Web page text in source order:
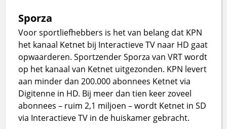
Sporza
Voor sportliefhebbers is het van belang dat KPN
het kanaal Ketnet bij Interactieve TV naar HD gaat
opwaarderen. Sportzender Sporza van VRT wordt
op het kanaal van Ketnet uitgezonden. KPN levert
aan minder dan 200.000 abonnees Ketnet via
Digitenne in HD. Bij meer dan tien keer zoveel
abonnees – ruim 2,1 miljoen – wordt Ketnet in SD
via Interactieve TV in de huiskamer gebracht.